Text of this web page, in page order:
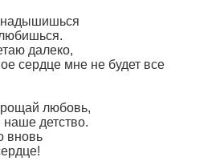
далеко,
сердце мне не будет все
любовь,
наше детство.
вновь